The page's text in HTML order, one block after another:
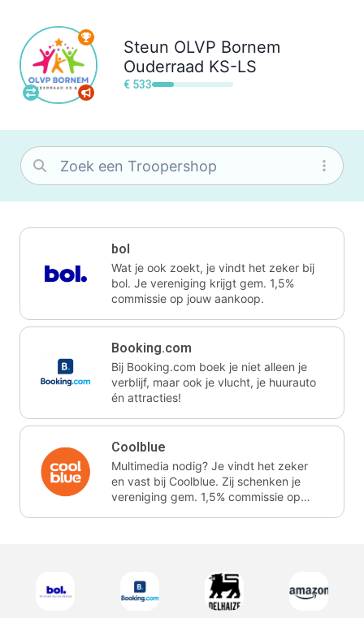
Steun OLVP Bornem
Ouderraad KS-LS
€ 533
bol
Wat je ook zoekt, je vindt het zeker bij
bol. Je vereniging krijgt gem. 1,5%
commissie op jouw aankoop.
Booking.com
Bij Booking.com boek je niet alleen je
verblijf, maar ook je vlucht, je huurauto
én attracties!
Coolblue
Multimedia nodig? Je vindt het zeker
en vast bij Coolblue. Zij schenken je
vereniging gem. 1,5% commissie op